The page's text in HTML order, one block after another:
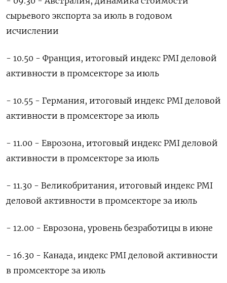
сырьевого экспорта за июль в годовом
исчислении
- 10.50 - Франция, итоговый индекс PMI деловой
активности в промсекторе за июль
- 10.55 - Германия, итоговый индекс PMI деловой
активности в промсекторе за июль
- 11.00 - Еврозона, итоговый индекс PMI деловой
активности в промсекторе за июль
- 11.30 - Великобритания, итоговый индекс PMI
деловой активности в промсекторе за июль
- 12.00 - Еврозона, уровень безработицы в июне
- 16.30 - Канада, индекс PMI деловой активности
в промсекторе за июль